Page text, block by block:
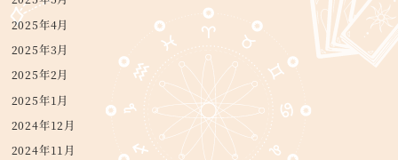
2025年4月
2025年3月
2025年2月
2025年1月
2024年12月
2024年11月